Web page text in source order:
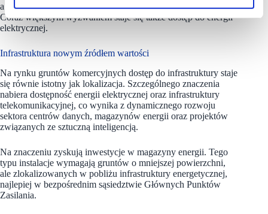
a w przypadku raportu środowiskowego nawet 18 miesięcy.
Coraz większym wyzwaniem staje się także dostęp do energii
elektrycznej.
Infrastruktura nowym źródłem wartości
Na rynku gruntów komercyjnych dostęp do infrastruktury staje
się równie istotny jak lokalizacja. Szczególnego znaczenia
nabiera dostępność energii elektrycznej oraz infrastruktury
telekomunikacyjnej, co wynika z dynamicznego rozwoju
sektora centrów danych, magazynów energii oraz projektów
związanych ze sztuczną inteligencją.
Na znaczeniu zyskują inwestycje w magazyny energii. Tego
typu instalacje wymagają gruntów o mniejszej powierzchni,
ale zlokalizowanych w pobliżu infrastruktury energetycznej,
najlepiej w bezpośrednim sąsiedztwie Głównych Punktów
Zasilania.